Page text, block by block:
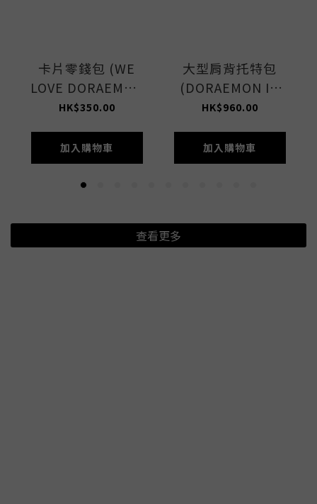
卡片零錢包 (WE
LOVE DORAEMON
ACC)
HK$350.00
加入購物車
大型肩背托特包
(DORAEMON IN
NYC LET)
HK$960.00
加入購物車
查看更多